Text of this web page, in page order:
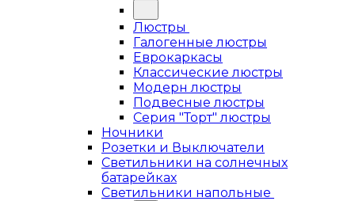
Люстры
Галогенные люстры
Еврокаркасы
Классические люстры
Модерн люстры
Подвесные люстры
Серия "Торт" люстры
Ночники
Розетки и Выключатели
Светильники на солнечных
батарейках
Светильники напольные